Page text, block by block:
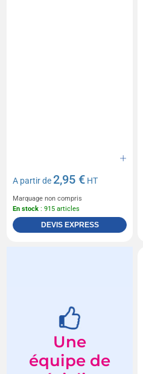
A partir de2,95 € HT
Marquage non compris
En stock : 915 articles
DEVIS EXPRESS
Une
équipe de